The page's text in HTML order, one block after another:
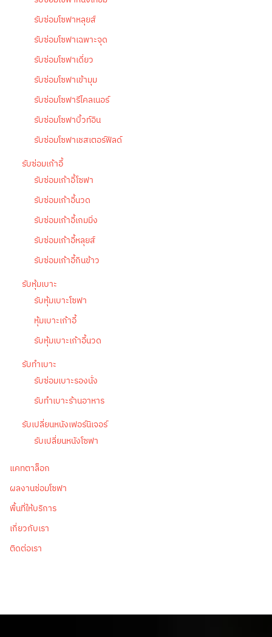
รับซ่อมโซฟาหลุยส์
รับซ่อมโซฟาเฉพาะจุด
รับซ่อมโซฟาเดี่ยว
รับซ่อมโซฟาเข้ามุม
รับซ่อมโซฟารีไคลเนอร์
รับซ่อมโซฟาบิ้วท์อิน
รับซ่อมโซฟาเชสเตอร์ฟิลด์
รับซ่อมเก้าอี้
รับซ่อมเก้าอี้โซฟา
รับซ่อมเก้าอี้นวด
รับซ่อมเก้าอี้เกมมิ่ง
รับซ่อมเก้าอี้หลุยส์
รับซ่อมเก้าอี้กินข้าว
รับหุ้มเบาะ
รับหุ้มเบาะโซฟา
หุ้มเบาะเก้าอี้
รับหุ้มเบาะเก้าอี้นวด
รับทำเบาะ
รับซ่อมเบาะรองนั่ง
รับทำเบาะร้านอาหาร
รับเปลี่ยนหนังเฟอร์นิเจอร์
รับเปลี่ยนหนังโซฟา
แคทตาล็อก
ผลงานซ่อมโซฟา
พื้นที่ให้บริการ
เกี่ยวกับเรา
ติดต่อเรา